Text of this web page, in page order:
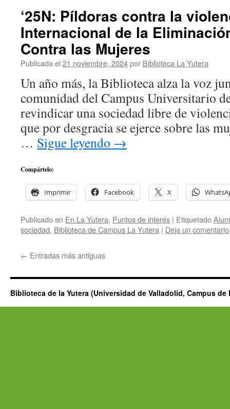
‘25N: Píldoras contra la
Internacional de la
Contra las Mujeres
Publicada el 21 noviembre, 2024por Biblioteca La Yutera
Un año más, la Biblioteca alza la voz
comunidad del Campus Universitario
revindicar una sociedad libre de
que por desgracia se ejerce sobre las
… Sigue leyendo →
Compártelo:
Imprimir Facebook X
Publicado en En La Yutera, Puntos de interés | Etiquetado
sociedad, Biblioteca de Campus La Yutera | Deja un comentario
← Entradas más antiguas
Biblioteca de la Yutera (Universidad de Valladolid, Campus de